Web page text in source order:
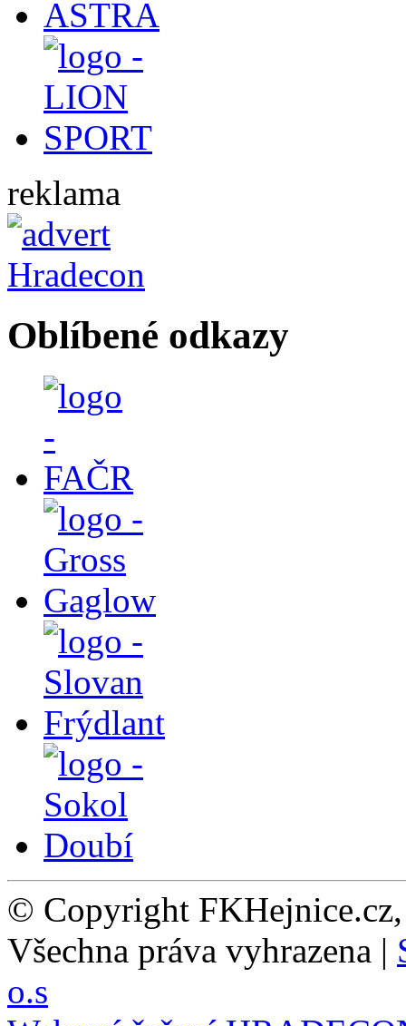
reklama
Oblíbené odkazy
© Copyright
Všechna práva vyhrazena |
o.s